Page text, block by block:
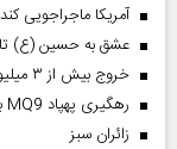
آمریکا ماجراجویی
عشق به حسین (ع)
خروج بیش از ۳ میلیون زائر از تمام مرز‌های کشور
رهگیری پهپاد MQ9 بر فراز تنگه هرمز
‌زائران سبز